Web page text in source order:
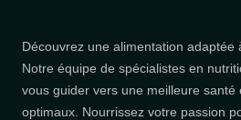
Découvrez une alimentation adaptée
Notre équipe de spécialistes en
vous guider vers une meilleure santé
optimaux. Nourrissez votre passion